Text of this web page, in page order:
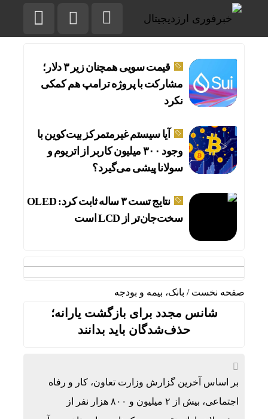
قیمت سویی همچنان زیر ۳ دلار؛
مشارکت با پروژه ترامپ هم کمکی
نکرد
آیا سیستم غیرمتمرکز بیت‌کوین با
وجود ۳۰۰ میلیون کاربر از اتریوم و
سولانا پیشی می‌گیرد؟
نتایج تست ۳ ساله ثابت کرد: OLED
سخت‌جان‌تر از LCD است
صفحه نخست / بانک، بیمه و بودجه
شانس مجدد برای بازگشت یارانه؛
حذف‌شدگان باید بدانند
بر اساس آخرین گزارش وزارت تعاون، کار و رفاه
اجتماعی، بیش از ۲ میلیون و ۸۰۰ هزار نفر از